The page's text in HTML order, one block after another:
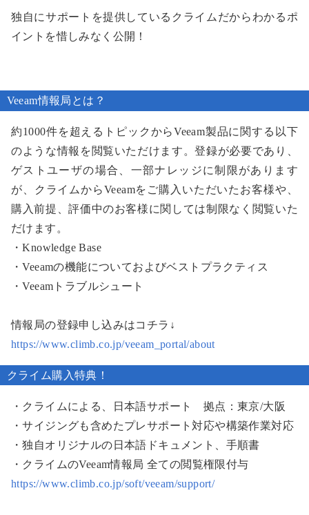
独自にサポートを提供しているクライムだからわかるポ
イントを惜しみなく公開！
Veeam情報局とは？
約1000件を超えるトピックからVeeam製品に関する以下
のような情報を閲覧いただけます。登録が必要であり、
ゲストユーザの場合、一部ナレッジに制限があります
が、クライムからVeeamをご購入いただいたお客様や、
購入前提、評価中のお客様に関しては制限なく閲覧いた
だけます。
・Knowledge Base
・Veeamの機能についておよびベストプラクティス
・Veeamトラブルシュート
情報局の登録申し込みはコチラ↓
https://www.climb.co.jp/veeam_portal/about
クライム購入特典！
・クライムによる、日本語サポート 拠点：東京/大阪
・サイジングも含めたプレサポート対応や構築作業対応
・独自オリジナルの日本語ドキュメント、手順書
・クライムのVeeam情報局 全ての閲覧権限付与
https://www.climb.co.jp/soft/veeam/support/